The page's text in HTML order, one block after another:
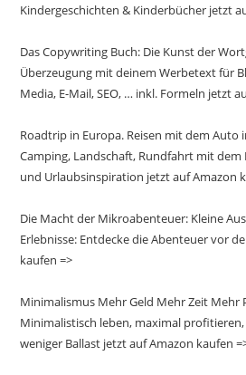
Kindergeschichten & Kinderbücher jetzt
Das Copywriting Buch: Die Kunst der
Überzeugung mit deinem Werbetext für
Media, E-Mail, SEO, … inkl. Formeln jetzt
Roadtrip in Europa. Reisen mit dem Auto
Camping, Landschaft, Rundfahrt mit dem
und Urlaubsinspiration jetzt auf Amazon
Die Macht der Mikroabenteuer: Kleine
Erlebnisse: Entdecke die Abenteuer vor
kaufen =>
Minimalismus Mehr Geld Mehr Zeit Mehr
Minimalistisch leben, maximal
weniger Ballast jetzt auf Amazon kaufen